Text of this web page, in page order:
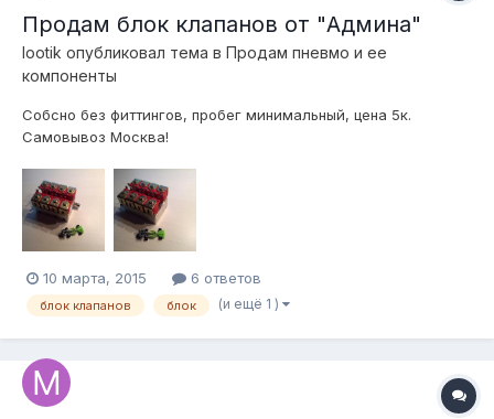
Продам блок клапанов от "Админа"
lootik опубликовал тема в Продам пневмо и ее
компоненты
Собсно без фиттингов, пробег минимальный, цена 5к.
Самовывоз Москва!
10 марта, 2015 6 ответов
блок клапанов блок (и ещё 1 )